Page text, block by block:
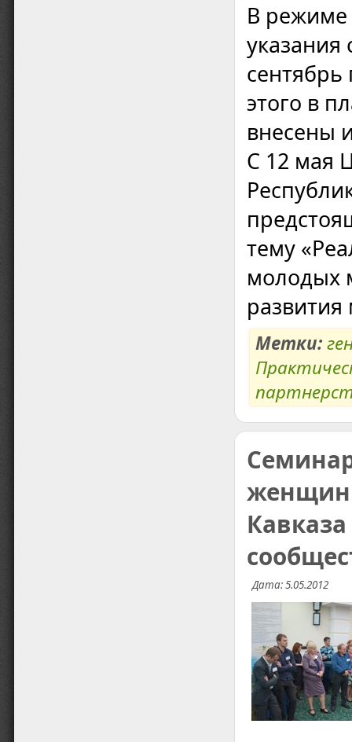
В режиме
этого в
внесены
С 12 мая
тему
молодых
Метки:
женщин
Дата: 5.05.2012